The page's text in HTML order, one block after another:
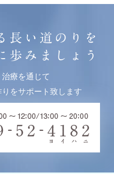
長い道のりを
歩みましょう
療を通じて
をサポート致します